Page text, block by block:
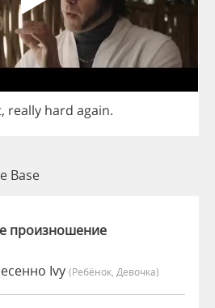
, really hard again.
Base
произношение
Ivy (Ребёнок, Девочка)